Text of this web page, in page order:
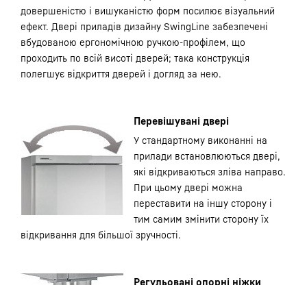
довершеністю і вишуканістю форм посилює візуальний
ефект. Двері приладів дизайну SwingLine забезпечені
вбудованою ергономічною ручкою-профілем, що
проходить по всій висоті дверей; така конструкція
полегшує відкриття дверей і догляд за нею.
Перевішувані двері
У стандартному виконанні на
прилади встановлюються двері,
які відкриваються зліва направо.
При цьому двері можна
переставити на іншу сторону і
тим самим змінити сторону їх
відкривання для більшої зручності.
Регульовані опорні ніжки